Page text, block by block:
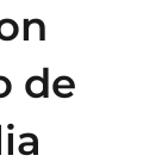
de